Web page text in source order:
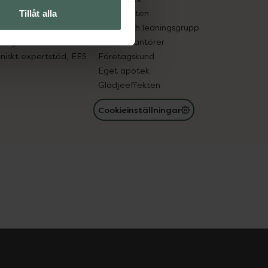
Tillåt alla
in gammal medicin
expertstöd, EES
Samarbeten
Ägare och ledningsgrupp
För leverantörer
Företagskund
Eget apotek
Glädjeeffekten
Cookieinställningar